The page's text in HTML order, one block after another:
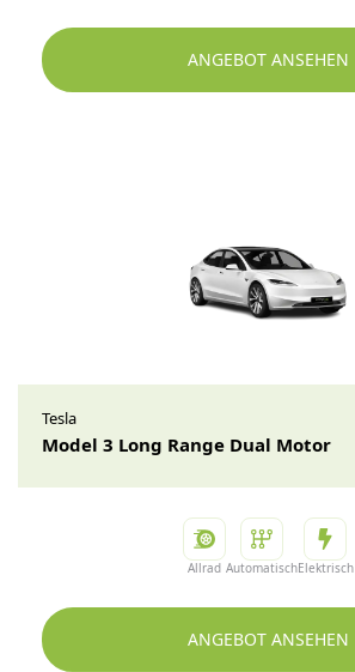
ANGEBOT ANSEHEN
Tesla
Model 3 Long Range Dual Motor
Allrad AutomatischElektrisch
ANGEBOT ANSEHEN